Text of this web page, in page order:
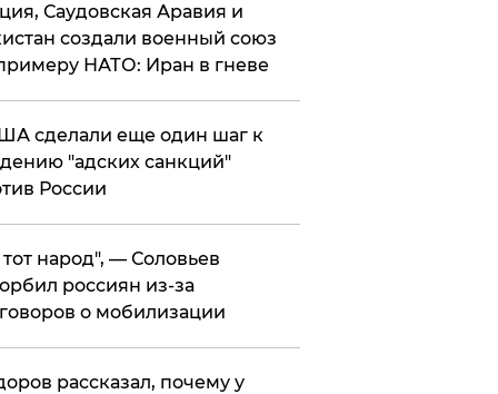
Саудовская Аравия и
создали военный союз
НАТО: Иран в гневе
сделали еще один шаг к
"адских санкций"
России
народ", — Соловьев
россиян из-за
о мобилизации
рассказал, почему у